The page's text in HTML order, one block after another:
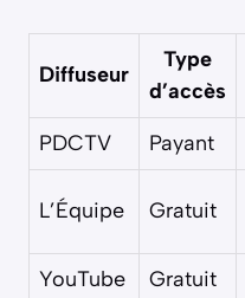
Diffuseur
Type
d’accès
PDCTV
Payant
L’Équipe Gratuit
YouTube
Gratuit